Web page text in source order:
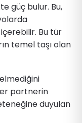
güç bulur. Bu,
Bu tür
temel taşı olan
partnerin
duyulan